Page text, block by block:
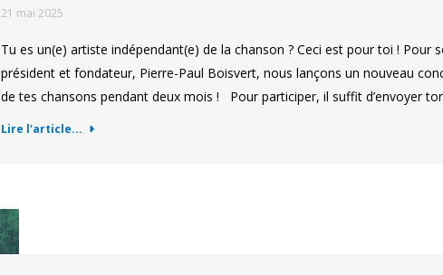
21 mai 2025
Tu es un(e) artiste indépendant(e) de la chanson ? Ceci est pour toi ! Pour
président et fondateur, Pierre-Paul Boisvert, nous lançons un nouveau
de tes chansons pendant deux mois ! Pour participer, il suffit d’envoyer
Lire l'article...